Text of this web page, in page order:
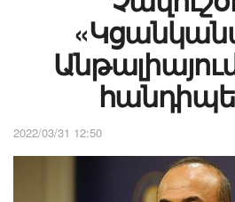
2022/03/31 12:50